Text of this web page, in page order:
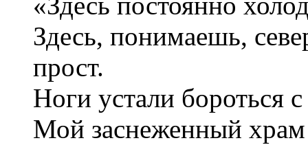
Здесь, понимаешь,
прост.
Ноги устали бороться
Мой заснеженный